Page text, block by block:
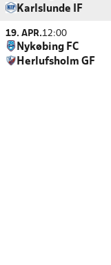
Karlslunde IF
19. APR.12:00
Nykøbing FC
Herlufsholm GF